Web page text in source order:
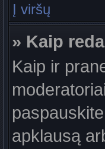
Į viršų
» Kaip
Kaip ir
apklausą